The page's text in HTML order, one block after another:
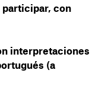
participar, con
interpretaciones
(a